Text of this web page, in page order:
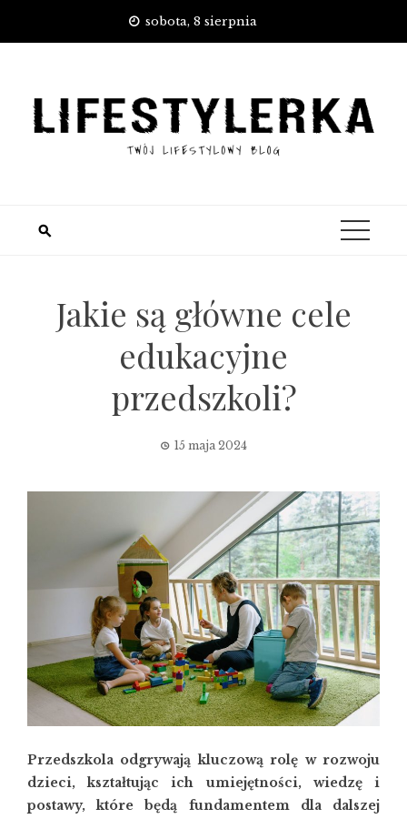
sobota, 8 sierpnia
Jakie są główne cele
edukacyjne
przedszkoli?
15 maja 2024
Przedszkola odgrywają kluczową rolę w rozwoju
dzieci, kształtując ich umiejętności, wiedzę i
postawy, które będą fundamentem dla dalszej